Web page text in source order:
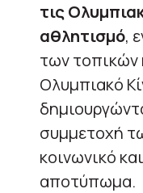
τις
αθλητισμό,
των τοπικών
Ολυμπιακό
συμμετοχή
κοινωνικό
αποτύπωμα.